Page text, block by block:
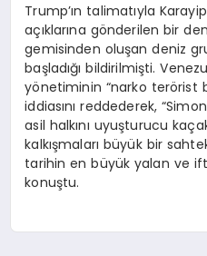
Trump’ın talimatıyla
açıklarına gönderilen bir
gemisinden oluşan deniz
başladığı bildirilmişti.
yönetiminin “narko terörist
iddiasını reddederek,
asil halkını uyuşturucu
kalkışmaları büyük bir
tarihin en büyük yalan ve
konuştu.